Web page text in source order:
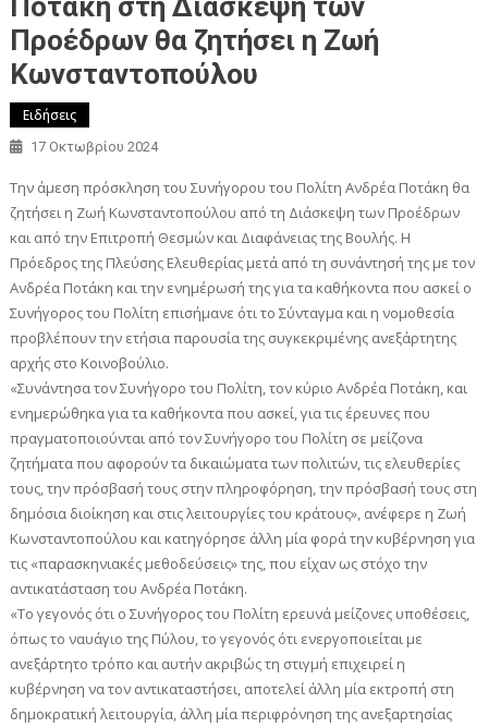
Ποτάκη στη Διάσκεψη των
Προέδρων θα ζητήσει η Ζωή
Κωνσταντοπούλου
Ειδήσεις
17 Οκτωβρίου 2024
Την άμεση πρόσκληση του Συνήγορου του Πολίτη Ανδρέα Ποτάκη θα
ζητήσει η Ζωή Κωνσταντοπούλου από τη Διάσκεψη των Προέδρων
και από την Επιτροπή Θεσμών και Διαφάνειας της Βουλής. Η
Πρόεδρος της Πλεύσης Ελευθερίας μετά από τη συνάντησή της με τον
Ανδρέα Ποτάκη και την ενημέρωσή της για τα καθήκοντα που ασκεί ο
Συνήγορος του Πολίτη επισήμανε ότι το Σύνταγμα και η νομοθεσία
προβλέπουν την ετήσια παρουσία της συγκεκριμένης ανεξάρτητης
αρχής στο Κοινοβούλιο.
«Συνάντησα τον Συνήγορο του Πολίτη, τον κύριο Ανδρέα Ποτάκη, και
ενημερώθηκα για τα καθήκοντα που ασκεί, για τις έρευνες που
πραγματοποιούνται από τον Συνήγορο του Πολίτη σε μείζονα
ζητήματα που αφορούν τα δικαιώματα των πολιτών, τις ελευθερίες
τους, την πρόσβασή τους στην πληροφόρηση, την πρόσβασή τους στη
δημόσια διοίκηση και στις λειτουργίες του κράτους», ανέφερε η Ζωή
Κωνσταντοπούλου και κατηγόρησε άλλη μία φορά την κυβέρνηση για
τις «παρασκηνιακές μεθοδεύσεις» της, που είχαν ως στόχο την
αντικατάσταση του Ανδρέα Ποτάκη.
«Το γεγονός ότι ο Συνήγορος του Πολίτη ερευνά μείζονες υποθέσεις,
όπως το ναυάγιο της Πύλου, το γεγονός ότι ενεργοποιείται με
ανεξάρτητο τρόπο και αυτήν ακριβώς τη στιγμή επιχειρεί η
κυβέρνηση να τον αντικαταστήσει, αποτελεί άλλη μία εκτροπή στη
δημοκρατική λειτουργία, άλλη μία περιφρόνηση της ανεξαρτησίας